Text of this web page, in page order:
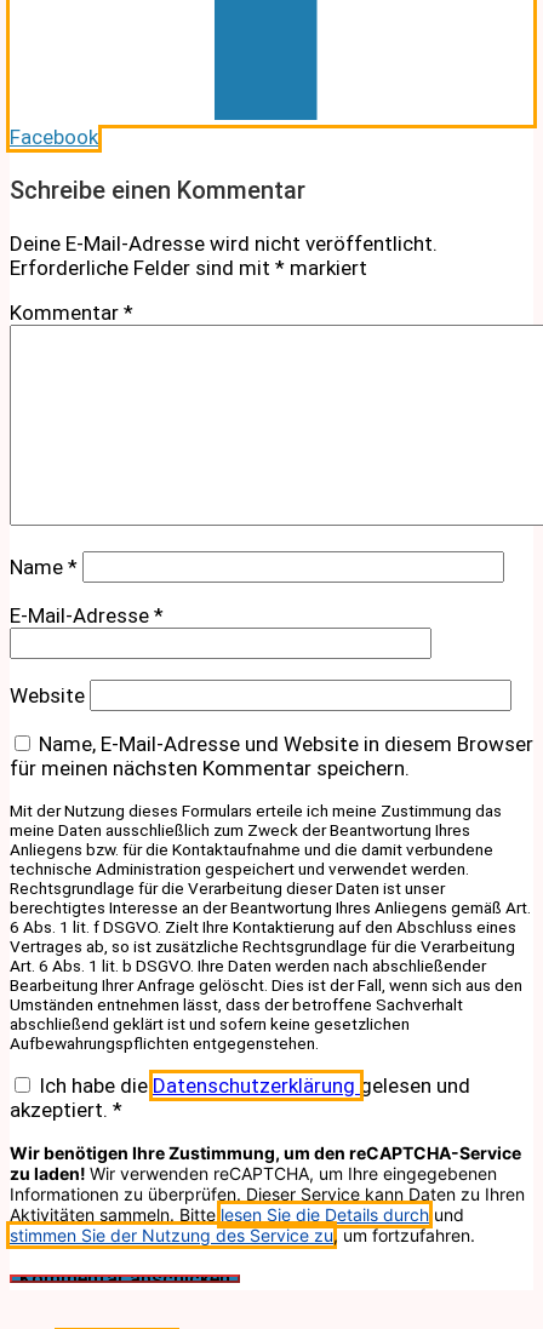
Facebook
Schreibe einen Kommentar
Deine E-Mail-Adresse wird nicht veröffentlicht.
Erforderliche Felder sind mit * markiert
Kommentar *
Name *
E-Mail-Adresse *
Website
Name, E-Mail-Adresse und Website in diesem Browser
für meinen nächsten Kommentar speichern.
Mit der Nutzung dieses Formulars erteile ich meine Zustimmung das
meine Daten ausschließlich zum Zweck der Beantwortung Ihres
Anliegens bzw. für die Kontaktaufnahme und die damit verbundene
technische Administration gespeichert und verwendet werden.
Rechtsgrundlage für die Verarbeitung dieser Daten ist unser
berechtigtes Interesse an der Beantwortung Ihres Anliegens gemäß Art.
6 Abs. 1 lit. f DSGVO. Zielt Ihre Kontaktierung auf den Abschluss eines
Vertrages ab, so ist zusätzliche Rechtsgrundlage für die Verarbeitung
Art. 6 Abs. 1 lit. b DSGVO. Ihre Daten werden nach abschließender
Bearbeitung Ihrer Anfrage gelöscht. Dies ist der Fall, wenn sich aus den
Umständen entnehmen lässt, dass der betroffene Sachverhalt
abschließend geklärt ist und sofern keine gesetzlichen
Aufbewahrungspflichten entgegenstehen.
Ich habe die Datenschutzerklärung gelesen und
akzeptiert. *
Wir benötigen Ihre Zustimmung, um den reCAPTCHA-Service
zu laden! Wir verwenden reCAPTCHA, um Ihre eingegebenen
Informationen zu überprüfen. Dieser Service kann Daten zu Ihren
Aktivitäten sammeln. Bitte lesen Sie die Details durch und
stimmen Sie der Nutzung des Service zu, um fortzufahren.